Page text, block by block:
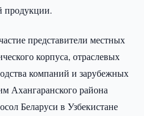
продукции.
представители местных
корпуса, отраслевых
компаний и зарубежных
Ахангаранского района
Беларуси в Узбекистане